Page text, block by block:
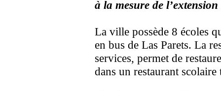
à la mesure de
La ville possède 8 écoles
en bus de Las Parets. La
services, permet de
dans un restaurant